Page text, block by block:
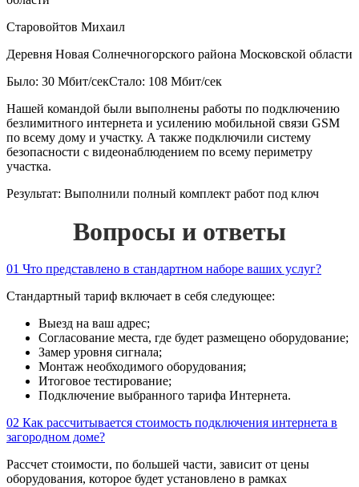
Старовойтов Михаил
Деревня Новая Солнечногорского района Московской области
Было: 30 Мбит/секСтало: 108 Мбит/сек
Нашей командой были выполнены работы по подключению
безлимитного интернета и усилению мобильной связи GSM
по всему дому и участку. А также подключили систему
безопасности с видеонаблюдением по всему периметру
участка.
Результат: Выполнили полный комплект работ под ключ
Вопросы и ответы
01 Что представлено в стандартном наборе ваших услуг?
Стандартный тариф включает в себя следующее:
Выезд на ваш адрес;
Согласование места, где будет размещено оборудование;
Замер уровня сигнала;
Монтаж необходимого оборудования;
Итоговое тестирование;
Подключение выбранного тарифа Интернета.
02 Как рассчитывается стоимость подключения интернета в
загородном доме?
Рассчет стоимости, по большей части, зависит от цены
оборудования, которое будет установлено в рамках